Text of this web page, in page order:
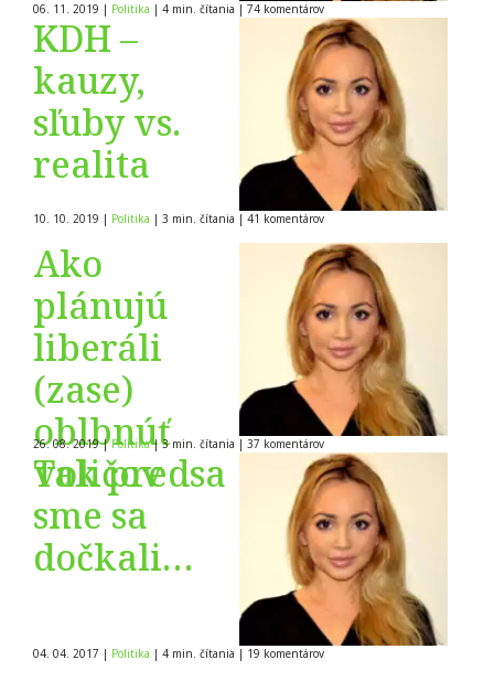
06. 11. 2019 | Politika | 4 min. čítania | 74 komentárov
KDH –
kauzy,
sľuby vs.
realita
10. 10. 2019 | Politika | 3 min. čítania | 41 komentárov
Ako
plánujú
liberáli
(zase)
oblbnúť
voličov
26. 08. 2019| Politika | 3 min. čítania | 37 komentárov
Tak predsa
sme sa
dočkali…
04. 04. 2017 | Politika | 4 min. čítania | 19 komentárov